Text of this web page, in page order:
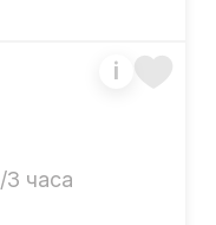
i
/3 часа